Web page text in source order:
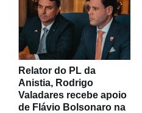
Relator do PL da
Anistia, Rodrigo
Valadares recebe apoio
de Flávio Bolsonaro na